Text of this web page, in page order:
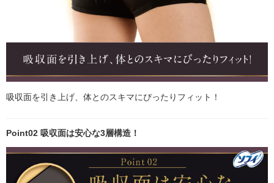
吸収面を引き上げ、体とのスキマにぴったりフィット！
Point02 吸収面は安心な3層構造！